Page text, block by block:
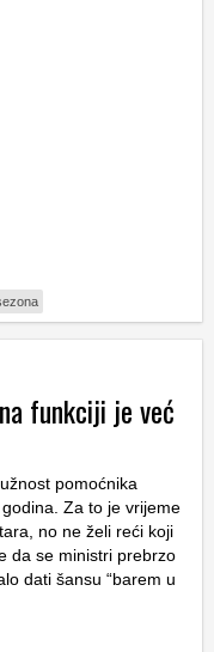
funkciji je već
pomoćnika
Za to je vrijeme
no ne želi reći koji
da se ministri prebrzo
dati šansu “barem u